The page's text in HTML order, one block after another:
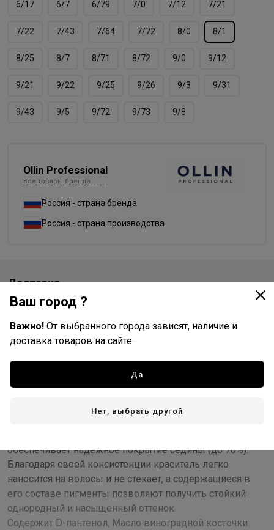
6/17 6/7 6/79 7/0 7/12 7/21
7/22 7/43 7/64 7/72 8/0 8/1
8/25 8/7 8/71 8/72 9/0 9/12
9/21 9/22 9/25 9/26 9/3 9/31
9/43 9/5 9/72 9/73 9/8
Ollin Professional
Все товары бренда
Россия - страна бренда
Россия - страна производства
Доставка
Стоимость и способы доставки будут доступны при
оформлении заказа.
Описание
В основе красителя Silk Touch лежит уникальная
ухаживающая формула с использованием масла
обеспечивает надежное покрытие седины (до 70%).
Благодаря своей консистенции краситель легко
наносится на волосы и не стекает, а содержащиеся в
его составе пигменты позволяют получить стойкий
однородный и насыщенный оттенок.
Содержит D-пантенол, Масло виноградной косточки.
Ваш город ?
Важно! От выбранного города зависят, наличие и
доставка товаров на сайте.
Да
Нет, выбрать другой